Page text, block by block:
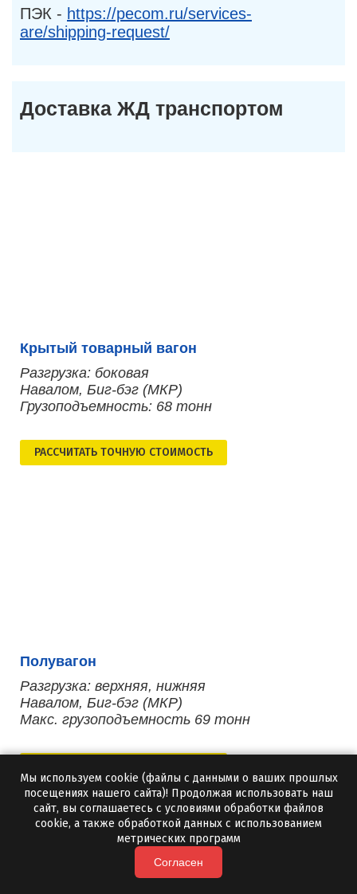
ПЭК - https://pecom.ru/services-
are/shipping-request/
Доставка ЖД транспортом
Крытый товарный вагон
Разгрузка: боковая
Навалом, Биг-бэг (МКР)
Грузоподъемность: 68 тонн
РАСCЧИТАТЬ ТОЧНУЮ СТОИМОСТЬ
Полувагон
Разгрузка: верхняя, нижняя
Навалом, Биг-бэг (МКР)
Макс. грузоподъемность 69 тонн
Мы используем cookie (файлы с данными о ваших прошлых
посещениях нашего сайта)! Продолжая использовать наш
сайт, вы соглашаетесь с условиями обработки файлов
cookie, а также обработкой данных с использованием
метрических программ
Согласен